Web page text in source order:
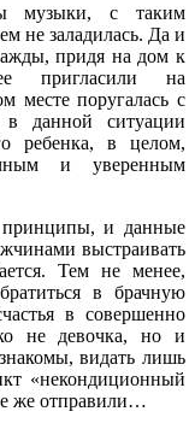
музыки, с таким
не заладилась. Да и
придя на дом к
пригласили на
месте поругалась с
данной ситуации
ребенка, в целом,
и уверенным
и данные
выстраивать
Тем не менее,
в брачную
в совершенно
не девочка, но и
видать лишь
«некондиционный
же отправили…